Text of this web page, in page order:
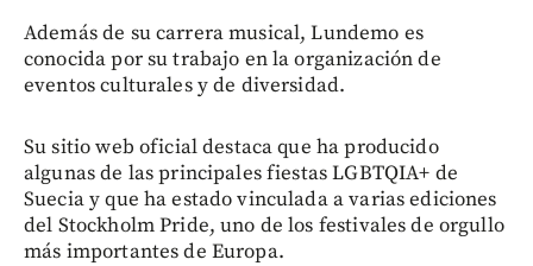
Además de su carrera musical, Lundemo es
conocida por su trabajo en la organización de
eventos culturales y de diversidad.
Su sitio web oficial destaca que ha producido
algunas de las principales fiestas LGBTQIA+ de
Suecia y que ha estado vinculada a varias ediciones
del Stockholm Pride, uno de los festivales de orgullo
más importantes de Europa.